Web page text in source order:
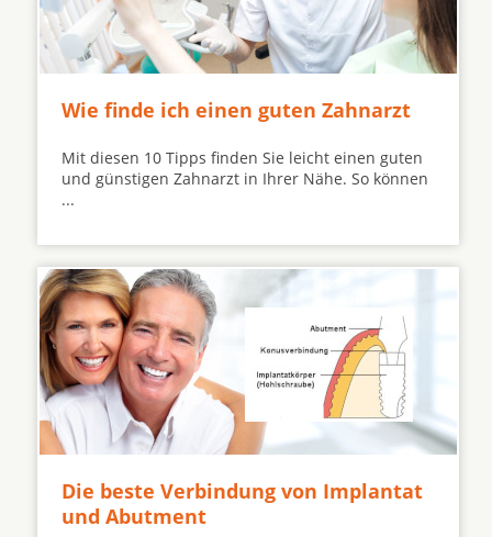
Wie finde ich einen guten Zahnarzt
Mit diesen 10 Tipps finden Sie leicht einen guten
und günstigen Zahnarzt in Ihrer Nähe. So können
...
Die beste Verbindung von Implantat
und Abutment